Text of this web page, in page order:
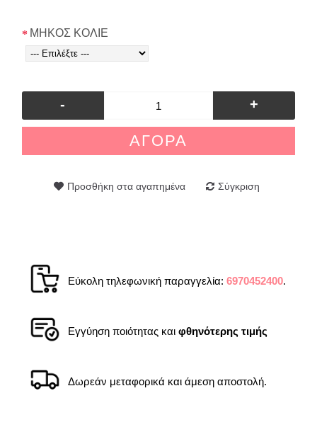
ΜΗΚΟΣ ΚΟΛΙΕ
- +
ΑΓΟΡΆ
Προσθήκη στα αγαπημένα Σύγκριση
Εύκολη τηλεφωνική παραγγελία: 6970452400.
Εγγύηση ποιότητας και φθηνότερης τιμής
Δωρεάν μεταφορικά και άμεση αποστολή.